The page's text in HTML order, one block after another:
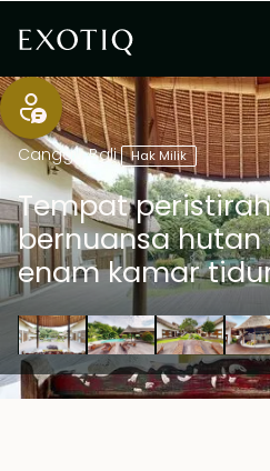
Canggu,Bali Hak Milik
Tempat
bernuansa
enam kamar